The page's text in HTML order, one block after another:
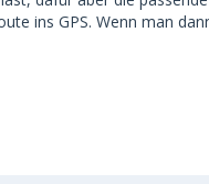
ins GPS. Wenn man